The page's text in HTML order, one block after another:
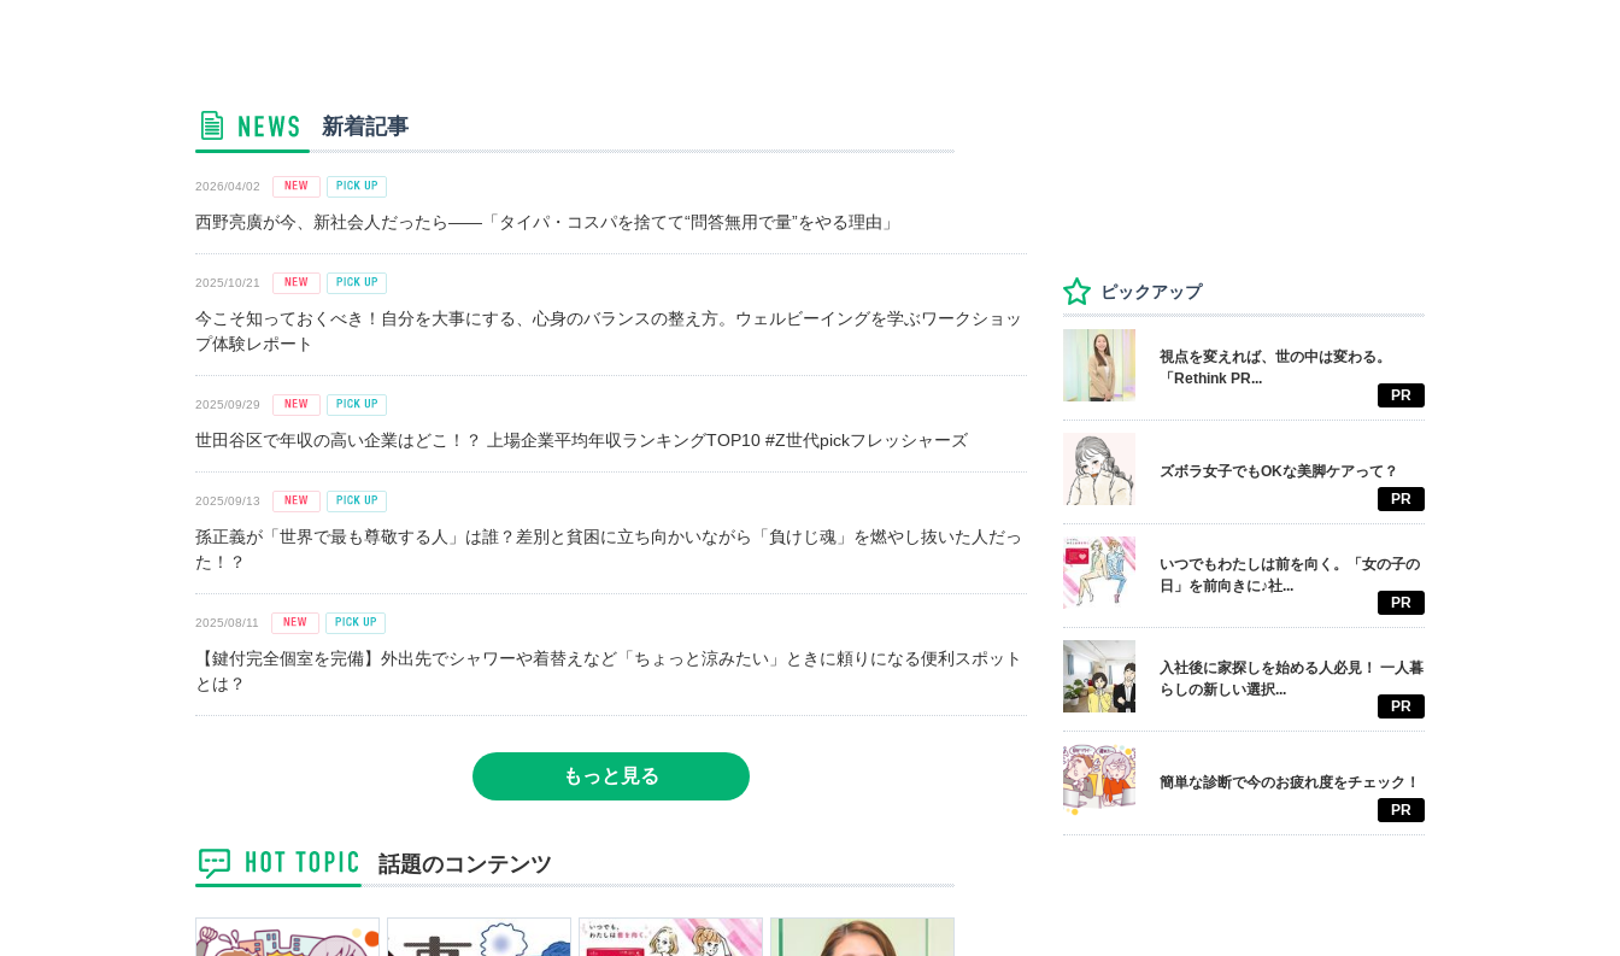
新着記事
2026/04/02
西野亮廣が今、新社会人だったら――「タイパ・コスパを捨てて“問答無用で量”をやる理由」
2025/10/21
今こそ知っておくべき！自分を大事にする、心身のバランスの整え方。ウェルビーイングを学ぶワークショッ
プ体験レポート
2025/09/29
世田谷区で年収の高い企業はどこ！？ 上場企業平均年収ランキングTOP10 #Z世代pickフレッシャーズ
2025/09/13
孫正義が「世界で最も尊敬する人」は誰？差別と貧困に立ち向かいながら「負けじ魂」を燃やし抜いた人だっ
た！？
2025/08/11
【鍵付完全個室を完備】外出先でシャワーや着替えなど「ちょっと涼みたい」ときに頼りになる便利スポット
とは？
もっと見る
話題のコンテンツ
ピックアップ
視点を変えれば、世の中は変わる。
「Rethink PR...
PR
ズボラ女子でもOKな美脚ケアって？
PR
いつでもわたしは前を向く。「女の子の
日」を前向きに♪社...
PR
入社後に家探しを始める人必見！ 一人暮
らしの新しい選択...
PR
簡単な診断で今のお疲れ度をチェック！
PR